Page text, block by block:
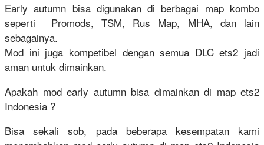
Early autumn bisa digunakan di berbagai map kombo
seperti Promods, TSM, Rus Map, MHA, dan lain
sebagainya.
Mod ini juga kompetibel dengan semua DLC ets2 jadi
aman untuk dimainkan.
Apakah mod early autumn bisa dimainkan di map ets2
Indonesia ?
Bisa sekali sob, pada beberapa kesempatan kami